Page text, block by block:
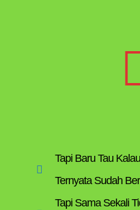
Tapi Baru Tau
Ternyata Sudah
Tapi Sama Sekali